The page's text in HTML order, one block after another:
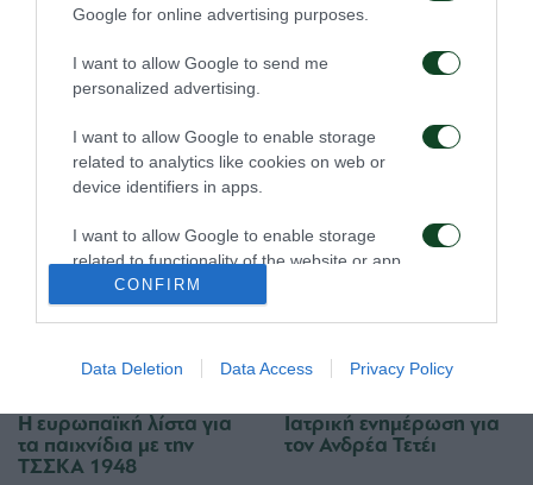
Google for online advertising purposes.
I want to allow Google to send me
personalized advertising.
I want to allow Google to enable storage
related to analytics like cookies on web or
device identifiers in apps.
I want to allow Google to enable storage
related to functionality of the website or app.
I want to allow Google to enable storage
I want to allow Google to enable storage
functionality and fraud prevention, and other
user protection.
CONFIRM
Data Deletion Data Access Privacy Policy
Πρώτη προπόνηση για
τον Γκαρσία
Για την πρόκριση στη
Σόφια
Η ευρωπαϊκή λίστα για
τα παιχνίδια με την
ΤΣΣΚΑ 1948
Ιατρική ενημέρωση για
τον Ανδρέα Τετέι